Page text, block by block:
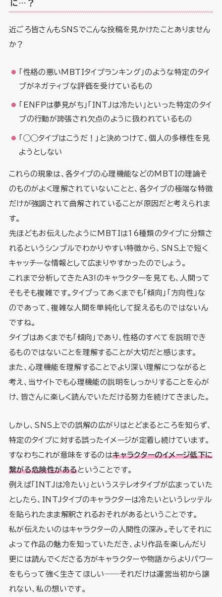
に…？
近ごろ皆さんもSNSでこんな投稿を見かけたことありません
か？
「性格の悪いMBTIタイプランキング」のような特定のタイ
プがネガティブな評価を受けているもの
「ENFPは夢見がち」「INTJは冷たい」といった特定のタイ
プの行動が誇張され欠点のように扱われているもの
「◯◯タイプはこうだ！」と決めつけて、個人の多様性を見
ようとしない
これらの現象は、各タイプの心理機能などのMBTIの理論そ
のものがよく理解されていないことと、各タイプの極端な特徴
だけが強調されて曲解されていることが原因だと考えられま
す。
先ほどもお伝えしたようにMBTIは16種類のタイプに分類さ
れるというシンプルでわかりやすい特徴から、SNS上で短く
キャッチーな情報として広まりやすかったのでしょう。
これまで分析してきたA3!のキャラクターを見ても、人間って
そもそも複雑です。タイプってあくまでも「傾向」「方向性」な
のであって、複雑な人間を単純化して捉えるものではないん
ですね。
タイプはあくまでも「傾向」であり、性格のすべてを説明でき
るものではないことを理解することが大切だと感じます。
また、心理機能を理解することでより深い理解につながると
考え、当サイトでも心理機能の説明をしっかりすることを心が
け、皆さんに楽しく読んでいただける努力を続けてきました。
しかし、SNS上での誤解の広がりはとどまるところを知らず、
特定のタイプに対する誤ったイメージが定着し続けています。
すなわちこれが意味をするのはキャラクターのイメージ低下に
繋がる危険性があるということです。
例えば「INTJは冷たい」というステレオタイプが広まっていた
としたら、INTJタイプのキャラクターは冷たいというレッテル
を貼られたまま解釈されるおそれがあるということです。
私が伝えたいのはキャラクターの人間性の深み。そしてそれに
よって作品の魅力を知っていただき、より作品を楽しんだり
更には読んでくださる方がキャラクターや物語からよりパワー
をもらって強く生きてほしい――それだけは運営当初から譲
れない、私の想いです。